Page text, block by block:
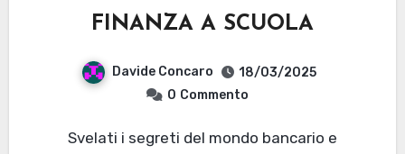
FINANZA A SCUOLA
Davide Concaro
18/03/2025
0 Commento
Svelati i segreti del mondo bancario e